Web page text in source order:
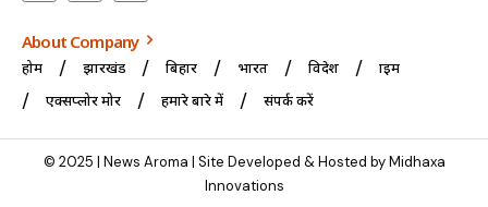
About Company
होम झारखंड बिहार भारत विदेश
क्राइम
एक्सप्लोर मोर
हमारे बारे में संपर्क करें
© 2025 | News Aroma | Site Developed & Hosted by Midhaxa
Innovations